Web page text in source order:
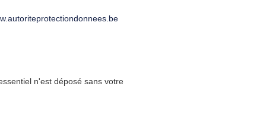
n'est déposé sans votre